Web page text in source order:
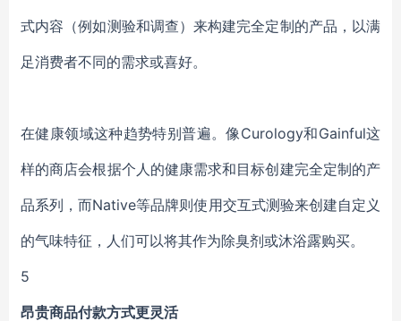
式内容（例如测验和调查）来构建完全定制的产品，以满
足消费者不同的需求或喜好。
在健康领域这种趋势特别普遍。像Curology和Gainful这
样的商店会根据个人的健康需求和目标创建完全定制的产
品系列，而Native等品牌则使用交互式测验来创建自定义
的气味特征，人们可以将其作为除臭剂或沐浴露购买。
5
昂贵商品付款方式更灵活